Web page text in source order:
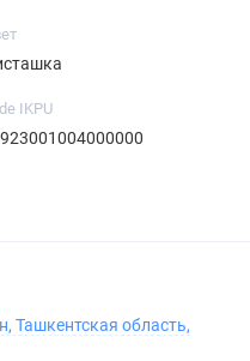
IKPU
Ташкентская область,